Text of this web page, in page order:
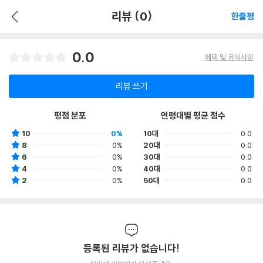
리뷰 (0) 한줄평
0.0 혜택 및 유의사항
리뷰 쓰기
평점 분포
10
0%
8
0%
6
0%
4
0%
2
0%
연령대별 평균 점수
10대
0.0
20대
0.0
30대
0.0
40대
0.0
50대
0.0
등록된 리뷰가 없습니다!